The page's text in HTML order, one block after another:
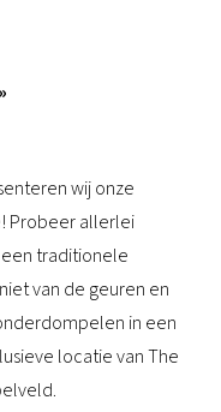
»
wij onze
Probeer allerlei
traditionele
van de geuren en
in een
locatie van The